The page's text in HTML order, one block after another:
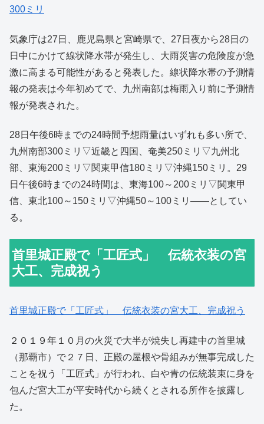
300ミリ
気象庁は27日、鹿児島県と宮崎県で、27日夜から28日の
日中にかけて線状降水帯が発生し、大雨災害の危険度が急
激に高まる可能性があると発表した。線状降水帯の予測情
報の発表は今年初めてで、九州南部は梅雨入り前に予測情
報が発表された。
28日午後6時までの24時間予想雨量はいずれも多い所で、
九州南部300ミリ▽近畿と四国、奄美250ミリ▽九州北
部、東海200ミリ▽関東甲信180ミリ▽沖縄150ミリ。29
日午後6時までの24時間は、東海100～200ミリ▽関東甲
信、東北100～150ミリ▽沖縄50～100ミリ――としてい
る。
首里城正殿で「工匠式」 伝統衣装の宮
大工、完成祝う
首里城正殿で「工匠式」 伝統衣装の宮大工、完成祝う
２０１９年１０月の火災で大半が焼失し再建中の首里城
（那覇市）で２７日、正殿の屋根や骨組みが無事完成した
ことを祝う「工匠式」が行われ、白や青の伝統装束に身を
包んだ宮大工が平安時代から続くとされる所作を披露し
た。